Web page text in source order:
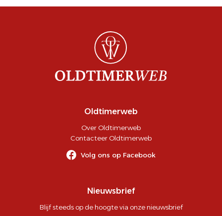
Oldtimerweb
Over Oldtimerweb
Contacteer Oldtimerweb
Volg ons op Facebook
Nieuwsbrief
Blijf steeds op de hoogte via onze nieuwsbrief